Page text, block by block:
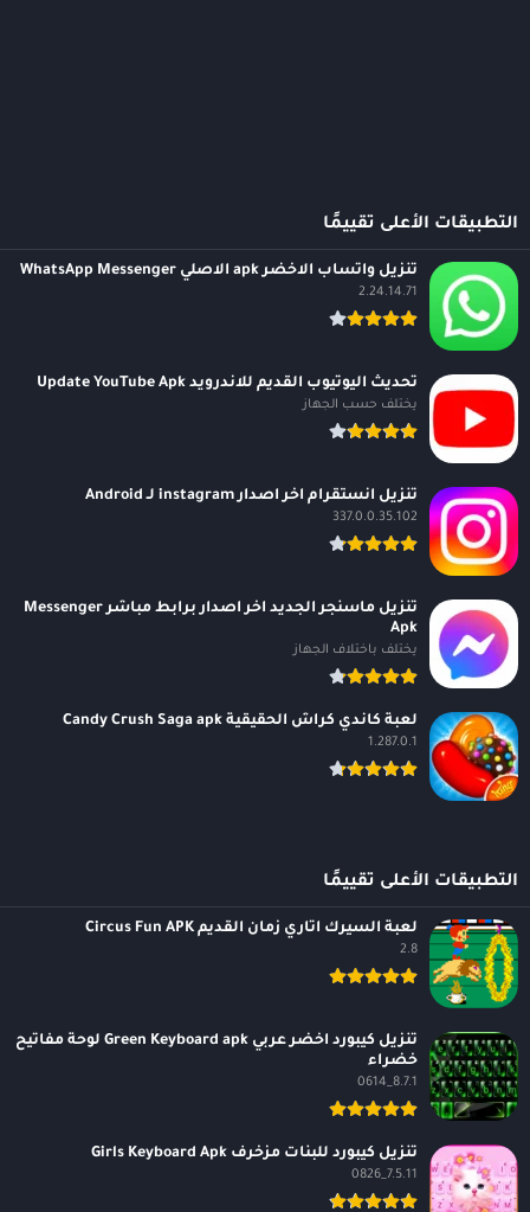
التطبيقات الأعلى تقييمًا
تنزيل واتساب الاخضر apk الاصلي WhatsApp Messenger
2.24.14.71
تحديث اليوتيوب القديم للاندرويد Update YouTube Apk
يختلف حسب الجهاز
تنزيل انستقرام اخر اصدار instagram لـ Android
337.0.0.35.102
تنزيل ماسنجر الجديد اخر اصدار برابط مباشر Messenger
Apk
يختلف باختلاف الجهاز
لعبة كاندي كراش الحقيقية Candy Crush Saga apk
1.287.0.1
التطبيقات الأعلى تقييمًا
لعبة السيرك اتاري زمان القديم Circus Fun APK
2.8
تنزيل كيبورد اخضر عربي Green Keyboard apk لوحة مفاتيح
خضراء
8.7.1_0614
تنزيل كيبورد للبنات مزخرف Girls Keyboard Apk
7.5.11_0826